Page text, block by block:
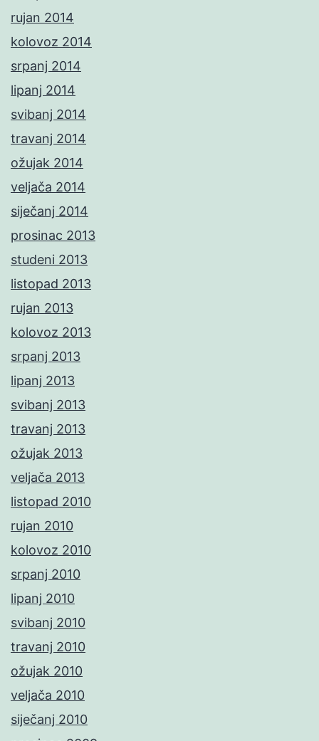
rujan 2014
kolovoz 2014
srpanj 2014
lipanj 2014
svibanj 2014
travanj 2014
ožujak 2014
veljača 2014
siječanj 2014
prosinac 2013
studeni 2013
listopad 2013
rujan 2013
kolovoz 2013
srpanj 2013
lipanj 2013
svibanj 2013
travanj 2013
ožujak 2013
veljača 2013
listopad 2010
rujan 2010
kolovoz 2010
srpanj 2010
lipanj 2010
svibanj 2010
travanj 2010
ožujak 2010
veljača 2010
siječanj 2010